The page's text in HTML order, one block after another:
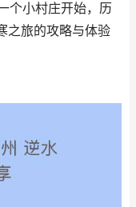
个小村庄开始，历
之旅的攻略与体验